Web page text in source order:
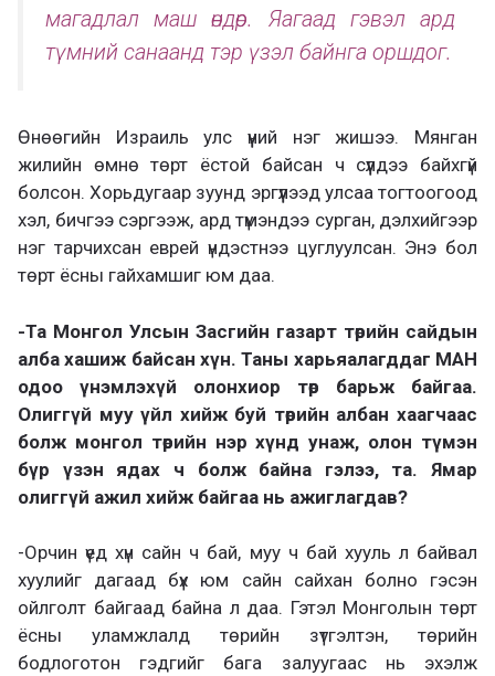
магадлал маш өндөр. Яагаад гэвэл ард
түмний санаанд тэр үзэл байнга оршдог.
Өнөөгийн Израиль улс үүний нэг жишээ. Мянган
жилийн өмнө төрт ёстой байсан ч сүүлдээ байхгүй
болсон. Хорьдугаар зуунд эргүүлээд улсаа тогтоогоод
хэл, бичгээ сэргээж, ард түмэндээ сурган, дэлхийгээр
нэг тарчихсан еврей үндэстнээ цуглуулсан. Энэ бол
төрт ёсны гайхамшиг юм даа.
-Та Монгол Улсын Засгийн газарт төрийн сайдын
алба хашиж байсан хүн. Таны харьяалагддаг МАН
одоо үнэмлэхүй олонхиор төр барьж байгаа.
Олиггүй муу үйл хийж буй төрийн албан хаагчаас
болж монгол төрийн нэр хүнд унаж, олон түмэн
бүр үзэн ядах ч болж байна гэлээ, та. Ямар
олиггүй ажил хийж байгаа нь ажиглагдав?
-Орчин үед хүн сайн ч бай, муу ч бай хууль л байвал
хуулийг дагаад бүх юм сайн сайхан болно гэсэн
ойлголт байгаад байна л даа. Гэтэл Монголын төрт
ёсны уламжлалд төрийн зүтгэлтэн, төрийн
бодлоготон гэдгийг бага залуугаас нь эхэлж